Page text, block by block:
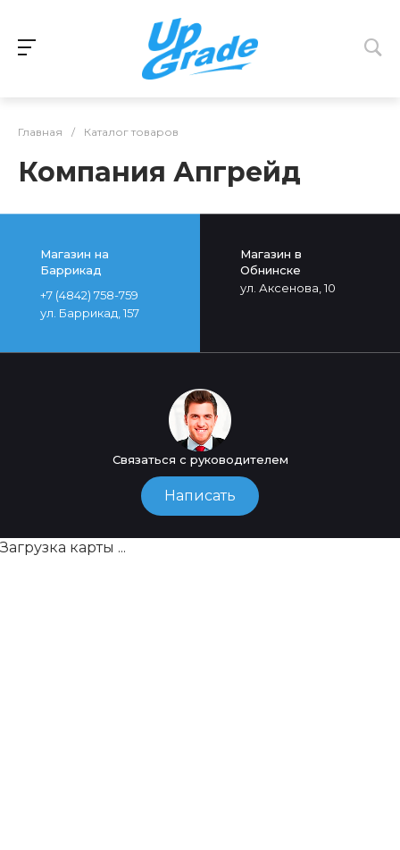
Главная / Каталог товаров
Компания Апгрейд
Магазин на
Баррикад
+7 (4842) 758-759
ул. Баррикад, 157
Магазин в
Обнинске
ул. Аксенова, 10
Связаться с руководителем
Написать
Загрузка карты ...